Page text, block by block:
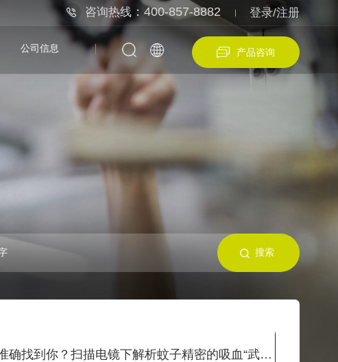
登录/注册
咨询热线：400-857-8882
产品咨询
公司信息
恼人的蚊子为什么能准确找到你？扫描电镜下解析蚊子精密的吸血“武器”